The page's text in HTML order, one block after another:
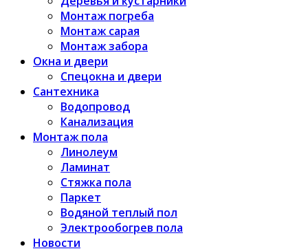
Монтаж погреба
Монтаж сарая
Монтаж забора
Окна и двери
Спецокна и двери
Сантехника
Водопровод
Канализация
Монтаж пола
Линолеум
Ламинат
Стяжка пола
Паркет
Водяной теплый пол
Электрообогрев пола
Новости